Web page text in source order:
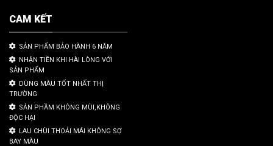
CAM KẾT
SẢN PHẨM BẢO HÀNH 6 NĂM
NHẬN TIỀN KHI HÀI LÒNG VỚI
SẢN PHẨM
DÙNG MÀU TỐT NHẤT THỊ
TRƯỜNG
SẢN PHẦM KHÔNG MÙI,KHÔNG
ĐỘC HẠI
LAU CHÙI THOẢI MÁI KHÔNG SỢ
BAY MÀU